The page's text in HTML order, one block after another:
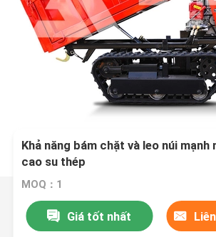
Khả năng bám chặt và leo núi mạnh
cao su thép
MOQ：1
Giá tốt nhất